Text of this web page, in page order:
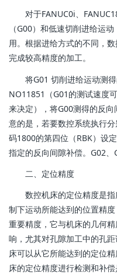
对于FANUC0i、
（G00）和低速切削进给运
用。根据进给方式的不同，
完成较高精度的加工。
将G01 切削进给运动测得
NO11851（G01的测试速度
来决定），将G00测得的反
意的是，若要数控系统执行
码1800的第四位（RBK）设
指定的反向间隙补偿。G02、
二、定位精度
数控机床的定位精度是指
制下运动所能达到的位置精
重要精度，它与机床的几何
响，尤其对孔隙加工中的孔
床可以从它所能达到的定位
床的定位精度进行检测和补